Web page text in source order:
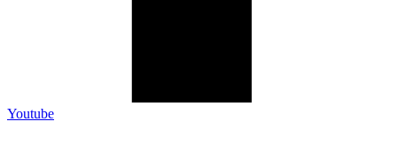
Youtube